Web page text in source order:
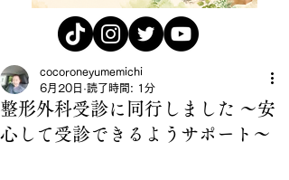
整形外科受診に同行しました ～安
心して受診できるようサポート～
cocoroneyumemichi
6月20日 読了時間: 1分